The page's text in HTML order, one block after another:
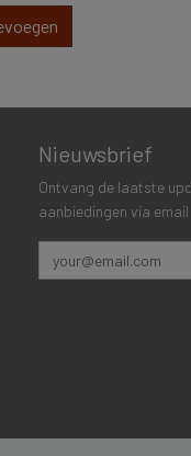
Nieuwsbrief
Ontvang de laatste
aanbiedingen via email